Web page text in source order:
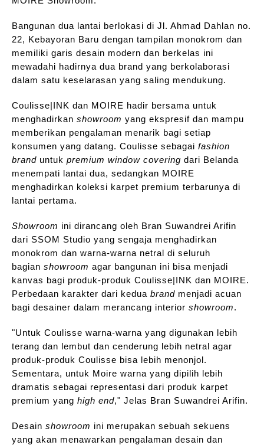
Bangunan dua lantai berlokasi di Jl. Ahmad Dahlan no.
22, Kebayoran Baru dengan tampilan monokrom dan
memiliki garis desain modern dan berkelas ini
mewadahi hadirnya dua brand yang berkolaborasi
dalam satu keselarasan yang saling mendukung.
Coulisse|INK dan MOIRE hadir bersama untuk
menghadirkan showroom yang ekspresif dan mampu
memberikan pengalaman menarik bagi setiap
konsumen yang datang. Coulisse sebagai fashion
brand untuk premium window covering dari Belanda
menempati lantai dua, sedangkan MOIRE
menghadirkan koleksi karpet premium terbarunya di
lantai pertama.
Showroom ini dirancang oleh Bran Suwandrei Arifin
dari SSOM Studio yang sengaja menghadirkan
monokrom dan warna-warna netral di seluruh
bagian showroom agar bangunan ini bisa menjadi
kanvas bagi produk-produk Coulisse|INK dan MOIRE.
Perbedaan karakter dari kedua brand menjadi acuan
bagi desainer dalam merancang interior showroom.
"Untuk Coulisse warna-warna yang digunakan lebih
terang dan lembut dan cenderung lebih netral agar
produk-produk Coulisse bisa lebih menonjol.
Sementara, untuk Moire warna yang dipilih lebih
dramatis sebagai representasi dari produk karpet
premium yang high end," Jelas Bran Suwandrei Arifin.
Desain showroom ini merupakan sebuah sekuens
yang akan menawarkan pengalaman desain dan